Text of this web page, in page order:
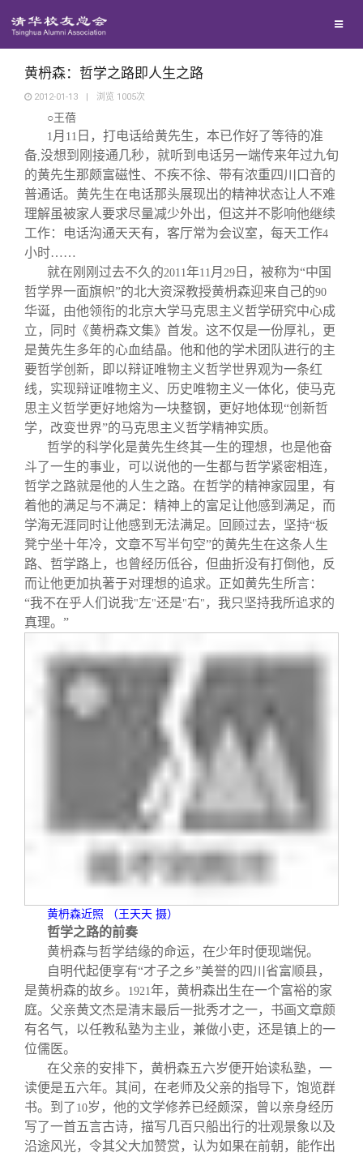
西南联大校友会
义工计划
新媒体平台
青春风采
校友讲坛
校友视界
校友服务
终身学习
信息化服务
三创大赛
实用信息
校友总会
总会简介
会长致辞
总会章程
理事会名单
制度法规
关闭
黄枬森：哲学之路即人生之路
2012-01-13 | 浏览 1005次
○王蓓
1 月 11 日，打电话给黄先生，本已作好了等待的准
备,没想到刚接通几秒，就听到电话另一端传来年过九旬
的黄先生那颇富磁性、不疾不徐、带有浓重四川口音的
普通话。黄先生在电话那头展现出的精神状态让人不难
理解虽被家人要求尽量减少外出，但这并不影响他继续
工作：电话沟通天天有，客厅常为会议室，每天工作4
小时……
就在刚刚过去不久的2011年11 月 29 日，被称为“中国
哲学界一面旗帜”的北大资深教授黄枬森迎来自己的90
华诞，由他领衔的北京大学马克思主义哲学研究中心成
立，同时《黄枬森文集》首发。这不仅是一份厚礼，更
是黄先生多年的心血结晶。他和他的学术团队进行的主
要哲学创新，即以辩证唯物主义哲学世界观为一条红
线，实现辩证唯物主义、历史唯物主义一体化，使马克
思主义哲学更好地熔为一块整钢，更好地体现“创新哲
学，改变世界”的马克思主义哲学精神实质。
哲学的科学化是黄先生终其一生的理想，也是他奋
斗了一生的事业，可以说他的一生都与哲学紧密相连，
哲学之路就是他的人生之路。在哲学的精神家园里，有
着他的满足与不满足：精神上的富足让他感到满足，而
学海无涯同时让他感到无法满足。回顾过去，坚持“板
凳宁坐十年冷，文章不写半句空”的黄先生在这条人生
路、哲学路上，也曾经历低谷，但曲折没有打倒他，反
而让他更加执著于对理想的追求。正如黄先生所言：
“我不在乎人们说我"左"还是"右" ，我只坚持我所追求的
真理。”
黄枬森近照 （王天天 摄）
哲学之路的前奏
黄枬森与哲学结缘的命运，在少年时便现端倪。
自明代起便享有“才子之乡”美誉的四川省富顺县，
是黄枬森的故乡。
1921年，黄枬森出生在一个富裕的家
庭。父亲黄文杰是清末最后一批秀才之一，书画文章颇
有名气，以任教私塾为主业，兼做小吏，还是镇上的一
位儒医。
在父亲的安排下，黄枬森五六岁便开始读私塾，一
读便是五六年。其间，在老师及父亲的指导下，饱览群
书。到了 10岁，他的文学修养已经颇深，曾以亲身经历
写了一首五言古诗，描写几百只船出行的壮观景象以及
沿途风光，令其父大加赞赏，认为如果在前朝，能作出